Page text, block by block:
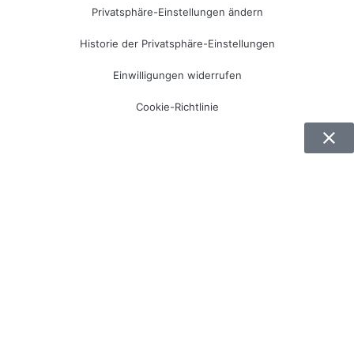
Privatsphäre-Einstellungen ändern
Historie der Privatsphäre-Einstellungen
Einwilligungen widerrufen
Cookie-Richtlinie